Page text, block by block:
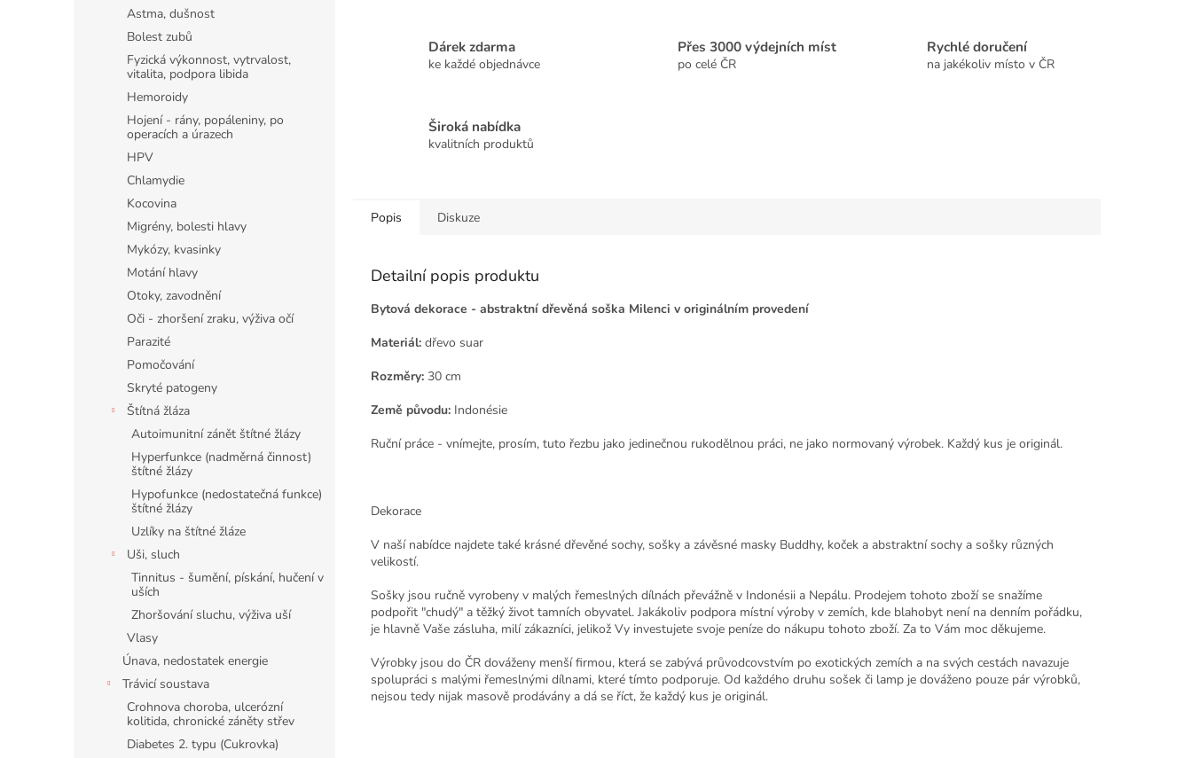
Astma, dušnost
Bolest zubů
Fyzická výkonnost, vytrvalost,
vitalita, podpora libida
Hemoroidy
Hojení - rány, popáleniny, po
operacích a úrazech
HPV
Chlamydie
Kocovina
Migrény, bolesti hlavy
Mykózy, kvasinky
Motání hlavy
Otoky, zavodnění
Oči - zhoršení zraku, výživa očí
Parazité
Pomočování
Skryté patogeny
Štítná žláza
Autoimunitní zánět štítné žlázy
Hyperfunkce (nadměrná činnost)
štítné žlázy
Hypofunkce (nedostatečná funkce)
štítné žlázy
Uzlíky na štítné žláze
Uši, sluch
Tinnitus - šumění, pískání, hučení v
uších
Zhoršování sluchu, výživa uší
Vlasy
Únava, nedostatek energie
Trávicí soustava
Crohnova choroba, ulcerózní
kolitida, chronické záněty střev
Diabetes 2. typu (Cukrovka)
Dárek zdarma
ke každé objednávce
Přes 3000 výdejních míst
po celé ČR
Rychlé doručení
na jakékoliv místo v ČR
Široká nabídka
kvalitních produktů
Popis Diskuze
Detailní popis produktu
Bytová dekorace - abstraktní dřevěná soška Milenci v originálním provedení
Materiál: dřevo suar
Rozměry: 30 cm
Země původu: Indonésie
Ruční práce - vnímejte, prosím, tuto řezbu jako jedinečnou rukodělnou práci, ne jako normovaný výrobek. Každý kus je originál.
Dekorace
V naší nabídce najdete také krásné dřevěné sochy, sošky a závěsné masky Buddhy, koček a abstraktní sochy a sošky různých
velikostí.
Sošky jsou ručně vyrobeny v malých řemeslných dílnách převážně v Indonésii a Nepálu. Prodejem tohoto zboží se snažíme
podpořit "chudý" a těžký život tamních obyvatel. Jakákoliv podpora místní výroby v zemích, kde blahobyt není na denním pořádku,
je hlavně Vaše zásluha, milí zákazníci, jelikož Vy investujete svoje peníze do nákupu tohoto zboží. Za to Vám moc děkujeme.
Výrobky jsou do ČR dováženy menší firmou, která se zabývá průvodcovstvím po exotických zemích a na svých cestách navazuje
spolupráci s malými řemeslnými dílnami, které tímto podporuje. Od každého druhu sošek či lamp je dováženo pouze pár výrobků,
nejsou tedy nijak masově prodávány a dá se říct, že každý kus je originál.